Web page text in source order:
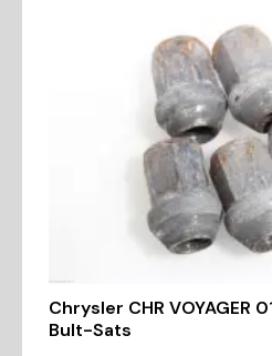
Chrysler CHR
Bult-Sats